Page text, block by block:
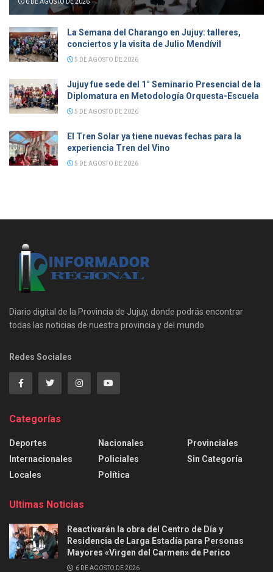
6 DE AGOSTO DE 2026
La Semana del Charango en Jujuy: talleres,
conciertos y la visita de Julio Mendívil
5 DE AGOSTO DE 2026
Jujuy fue sede del 1° Seminario Presencial de la
Diplomatura en Metodología Orquesta-Escuela
5 DE AGOSTO DE 2026
El Tren Solar ya tiene nuevas fechas para la
experiencia Tren del Vino
5 DE AGOSTO DE 2026
Diario digital de la Provincia de Jujuy, donde podrás encontrar
todas las noticias de nuestra provincia y del mundo
Redes Sociales
Categorías
Deportes
Internacionales
Locales
Nacionales
Policiales
Política
Provinciales
Sin Categoría
Ultimas Noticias
Reactivarán la obra del Centro de Día y
Residencia de Larga Estadía para Personas
Mayores «Virgen del Carmen» de Perico
6 DE AGOSTO DE 2026